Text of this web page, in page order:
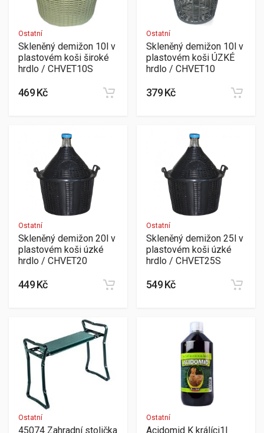
Ostatní
Skleněný demižon 10l v
plastovém koši široké
hrdlo / CHVET10S
469 Kč
Ostatní
Skleněný demižon 10l v
plastovém koši ÚZKÉ
hrdlo / CHVET10
379 Kč
Ostatní
Skleněný demižon 20l v
plastovém koši úzké
hrdlo / CHVET20
449 Kč
Ostatní
Skleněný demižon 25l v
plastovém koši úzké
hrdlo / CHVET25S
549 Kč
Ostatní
45074 Zahradní stolička
Ostatní
Acidomid K králíci1l